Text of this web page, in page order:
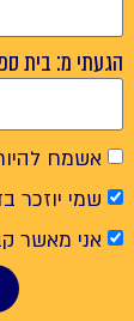
הגעתי מ: בית
אשמח
שמי יוזכר
אני מאשר